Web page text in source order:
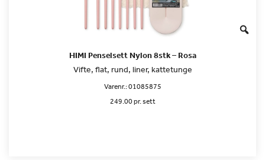
HIMI Penselsett Nylon 8stk – Rosa
Vifte, flat, rund, liner, kattetunge
Varenr.:01085875
249.00 pr. sett